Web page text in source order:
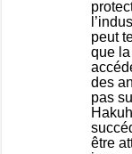
peut
que
des
pas
être